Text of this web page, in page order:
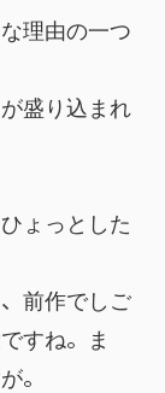
理由の一つ
盛り込まれ
ょっとした
前作でしご
すね。ま
。